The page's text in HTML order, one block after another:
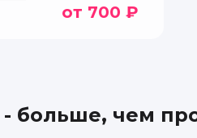
Инструктор
интересно
от 700 ₽
больше, чем